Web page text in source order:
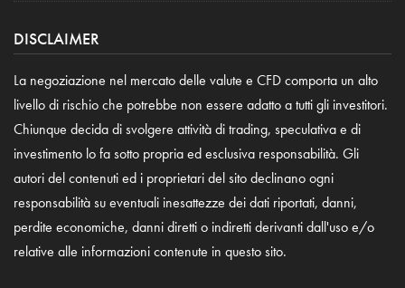
DISCLAIMER
La negoziazione nel mercato delle valute e CFD comporta un alto
livello di rischio che potrebbe non essere adatto a tutti gli investitori.
Chiunque decida di svolgere attività di trading, speculativa e di
investimento lo fa sotto propria ed esclusiva responsabilità. Gli
autori del contenuti ed i proprietari del sito declinano ogni
responsabilità su eventuali inesattezze dei dati riportati, danni,
perdite economiche, danni diretti o indiretti derivanti dall'uso e/o
relative alle informazioni contenute in questo sito.